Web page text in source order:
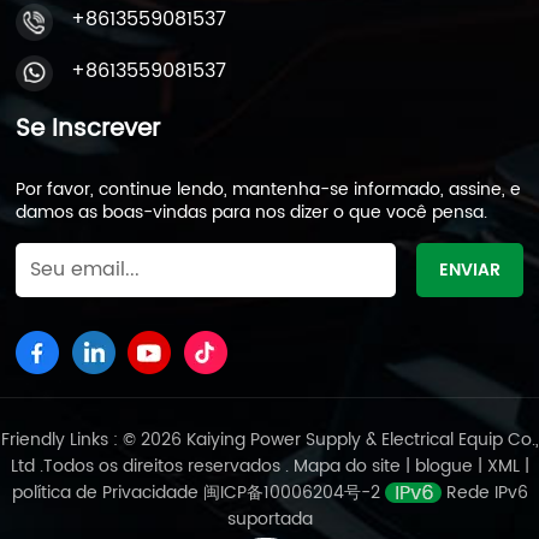
medição. Alterações na resistência interna e
substituição da bateria:Quando a resistência interna
da bateria atinge o dobro do valor da linha de base,
vezes, a bateria deve ser substituída. Isso fornece
diretrizes claras para manutenção e substituição da
bateria. A importância do sistema de numeração de
baterias:Na utilização real, especialmente no
mercado de manutenção secundária, é difícil
substituir baterias do mesmo lote e grupo ao mesmo
tempo. Poder Kaiying aborda esta situação atribuindo
o pessoal de manutenção identifique e substitua
com precisão as baterias para garantir a consistência
do desempenho e a confiabilidade do grupo de
baterias. Medindo regularmente a resistência interna
da bateria e comparando-a com o valor de
referência, o estado de saúde da bateria pode ser
avaliado de forma eficaz. O sistema de numeração
da Kaiying Power facilita a manutenção e
+8613559081537
+8613559081537
Se Inscrever
Por favor, continue lendo, mantenha-se informado, assine, e
damos as boas-vindas para nos dizer o que você pensa.
Friendly Links : © 2026 Kaiying Power Supply & Electrical Equip Co.,
Ltd .Todos os direitos reservados . Mapa do site | blogue | XML|
política de Privacidade 闽ICP备10006204号-2
Rede IPv6
suportada